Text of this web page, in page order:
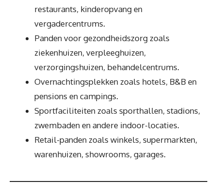
restaurants, kinderopvang en
vergadercentrums.
Panden voor gezondheidszorg zoals
ziekenhuizen, verpleeghuizen,
verzorgingshuizen, behandelcentrums.
Overnachtingsplekken zoals hotels, B&B en
pensions en campings.
Sportfaciliteiten zoals sporthallen, stadions,
zwembaden en andere indoor-locaties.
Retail-panden zoals winkels, supermarkten,
warenhuizen, showrooms, garages.